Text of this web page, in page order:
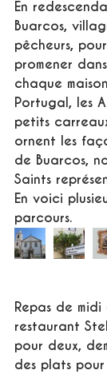
En
Buarcos,
pêcheurs,
promener
chaque
Portugal, les
petits
ornent les
de Buarcos,
Saints
En voici
parcours.
Repas de
restaurant
pour deux,
des plats